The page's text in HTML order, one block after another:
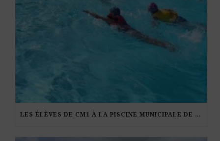
LES ÉLÈVES DE CM1 À LA PISCINE MUNICIPALE DE KERDURAND